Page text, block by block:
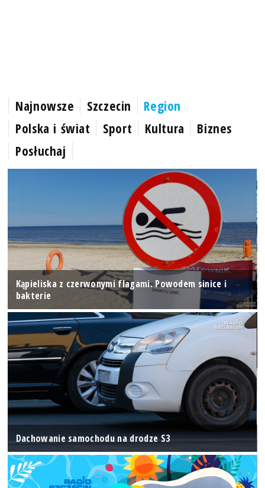
Najnowsze Szczecin
Region
Polska i świat
Sport Kultura
Biznes
Posłuchaj
Kąpieliska z czerwonymi flagami. Powodem sinice i
bakterie
Dachowanie samochodu na drodze S3